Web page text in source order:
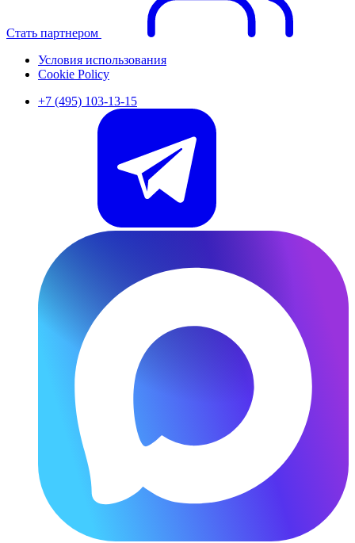
Стать партнером
Условия использования
Cookie Policy
+7 (495) 103-13-15